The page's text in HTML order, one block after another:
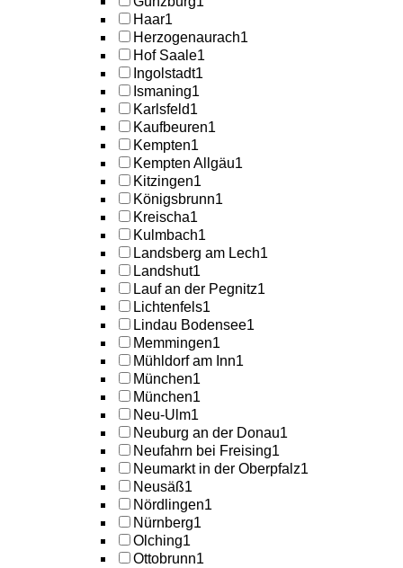
Haar1
Herzogenaurach1
Hof Saale1
Ingolstadt1
Ismaning1
Karlsfeld1
Kaufbeuren1
Kempten1
Kempten Allgäu1
Kitzingen1
Königsbrunn1
Kreischa1
Kulmbach1
Landsberg am Lech1
Landshut1
Lauf an der Pegnitz1
Lichtenfels1
Lindau Bodensee1
Memmingen1
Mühldorf am Inn1
München1
München1
Neu-Ulm1
Neuburg an der Donau1
Neufahrn bei Freising1
Neumarkt in der Oberpfalz1
Neusäß1
Nördlingen1
Nürnberg1
Olching1
Ottobrunn1